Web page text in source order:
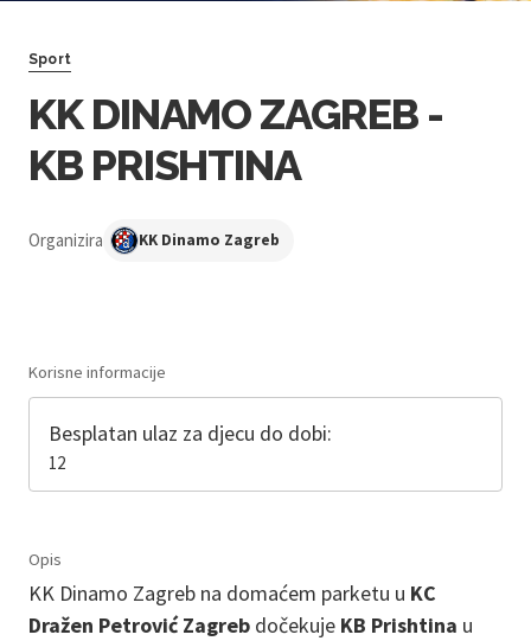
Sport
KK DINAMO ZAGREB -
KB PRISHTINA
Organizira KK Dinamo Zagreb
Korisne informacije
Besplatan ulaz za djecu do dobi:
12
Opis
KK Dinamo Zagreb na domaćem parketu u KC
Dražen Petrović Zagreb dočekuje KB Prishtina u